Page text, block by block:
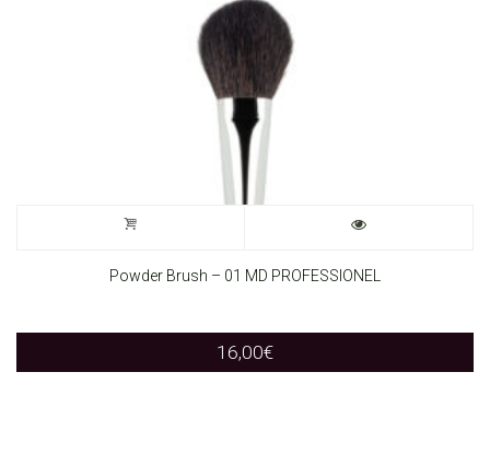
Powder Brush – 01 MD PROFESSIONEL
16,00€